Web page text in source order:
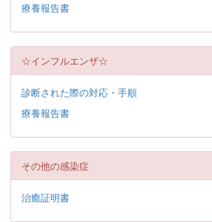
療養報告書
☆インフルエンザ☆
診断された際の対応・手順
療養報告書
その他の感染症
治癒証明書